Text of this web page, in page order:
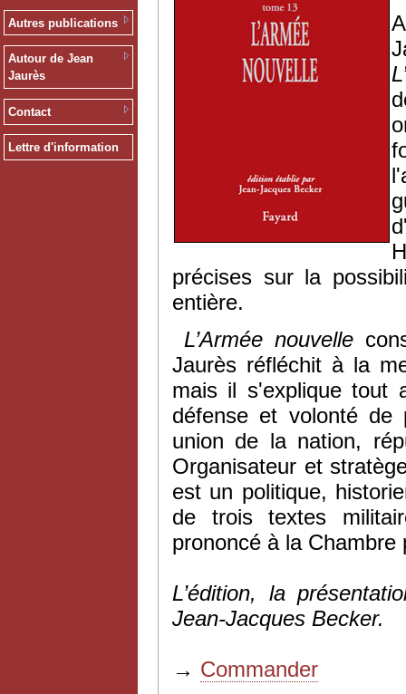
Autres publications
Autour de Jean
Jaurès
Contact
Lettre d'information
précises sur la
entière.
L’Armée nouvelle
Jaurès réfléchit à la
mais il s'explique tout
défense et volonté de
union de la nation,
Organisateur et
est un politique,
de trois textes
prononcé à la
L’édition, la
Jean-Jacques Becker.
→ Commander